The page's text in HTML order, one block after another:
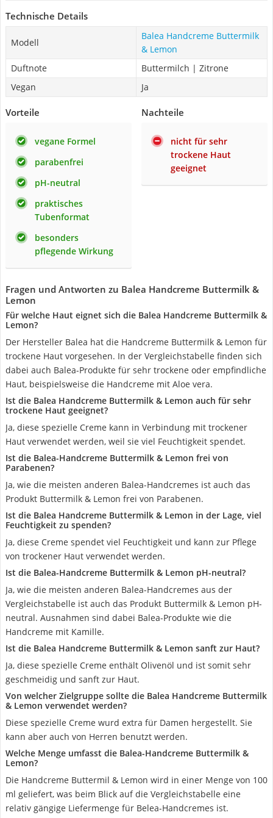
Technische Details
Modell
Balea Handcreme Buttermilk
& Lemon
Duftnote
Buttermilch | Zitrone
Vegan
Ja
Vorteile
vegane Formel
parabenfrei
pH-neutral
praktisches
Tubenformat
besonders
pflegende Wirkung
Nachteile
nicht für sehr
trockene Haut
geeignet
Fragen und Antworten zu Balea Handcreme Buttermilk &
Lemon
Für welche Haut eignet sich die Balea Handcreme Buttermilk &
Lemon?
Der Hersteller Balea hat die Handcreme Buttermilk & Lemon für
trockene Haut vorgesehen. In der Vergleichstabelle finden sich
dabei auch Balea-Produkte für sehr trockene oder empfindliche
Haut, beispielsweise die Handcreme mit Aloe vera.
Ist die Balea Handcreme Buttermilk & Lemon auch für sehr
trockene Haut geeignet?
Ja, diese spezielle Creme kann in Verbindung mit trockener
Haut verwendet werden, weil sie viel Feuchtigkeit spendet.
Ist die Balea-Handcreme Buttermilk & Lemon frei von
Parabenen?
Ja, wie die meisten anderen Balea-Handcremes ist auch das
Produkt Buttermilk & Lemon frei von Parabenen.
Ist die Balea Handcreme Buttermilk & Lemon in der Lage, viel
Feuchtigkeit zu spenden?
Ja, diese Creme spendet viel Feuchtigkeit und kann zur Pflege
von trockener Haut verwendet werden.
Ist die Balea-Handcreme Buttermilk & Lemon pH-neutral?
Ja, wie die meisten anderen Balea-Handcremes aus der
Vergleichstabelle ist auch das Produkt Buttermilk & Lemon pH-
neutral. Ausnahmen sind dabei Balea-Produkte wie die
Handcreme mit Kamille.
Ist die Balea Handcreme Buttermilk & Lemon sanft zur Haut?
Ja, diese spezielle Creme enthält Olivenöl und ist somit sehr
geschmeidig und sanft zur Haut.
Von welcher Zielgruppe sollte die Balea Handcreme Buttermilk
& Lemon verwendet werden?
Diese spezielle Creme wurd extra für Damen hergestellt. Sie
kann aber auch von Herren benutzt werden.
Welche Menge umfasst die Balea-Handcreme Buttermilk &
Lemon?
Die Handcreme Buttermil & Lemon wird in einer Menge von 100
ml geliefert, was beim Blick auf die Vergleichstabelle eine
relativ gängige Liefermenge für Belea-Handcremes ist.